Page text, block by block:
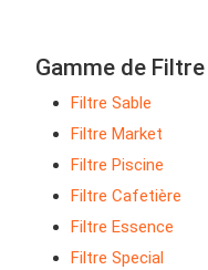
Gamme de Filtre
Filtre Sable
Filtre Market
Filtre Piscine
Filtre Cafetière
Filtre Essence
Filtre Special